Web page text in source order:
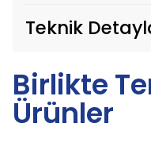
Teknik
Birlikte
Ürünler